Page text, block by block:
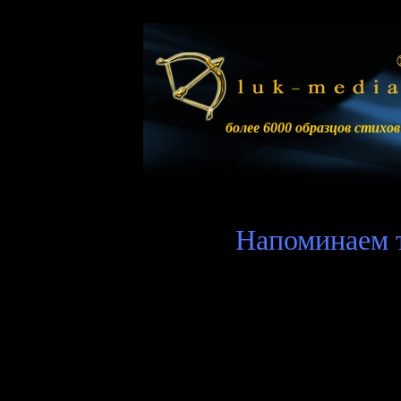
более 6000 образцов стихов
Напоминаем